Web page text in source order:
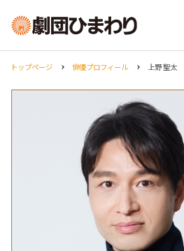
トップページ 俳優プロフィール 上野 聖太